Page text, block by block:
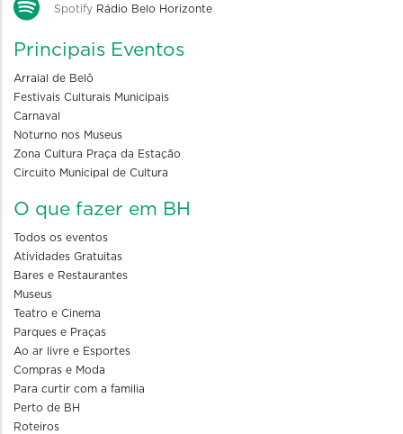
Spotify Rádio Belo Horizonte
Principais Eventos
Arraial de Belô
Festivais Culturais Municipais
Carnaval
Noturno nos Museus
Zona Cultura Praça da Estação
Circuito Municipal de Cultura
O que fazer em BH
Todos os eventos
Atividades Gratuitas
Bares e Restaurantes
Museus
Teatro e Cinema
Parques e Praças
Ao ar livre e Esportes
Compras e Moda
Para curtir com a familia
Perto de BH
Roteiros